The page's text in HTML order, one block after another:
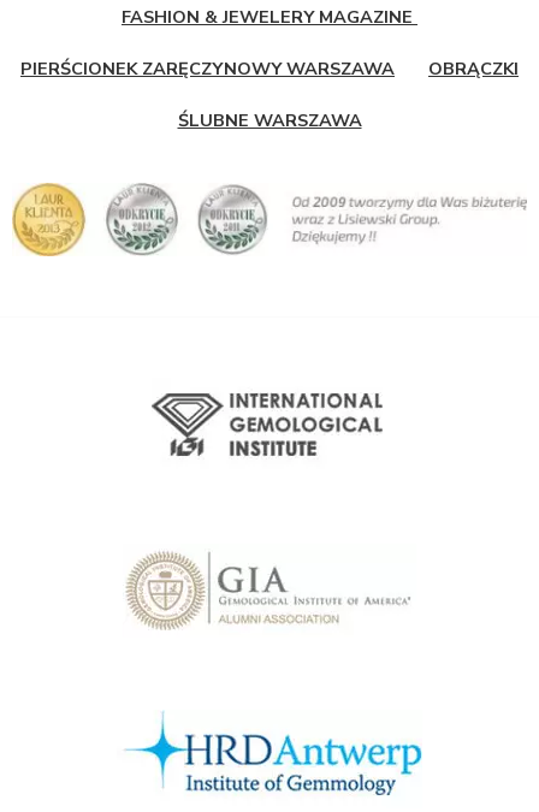
FASHION & JEWELERY MAGAZINE
PIERŚCIONEK ZARĘCZYNOWY WARSZAWA OBRĄCZKI
ŚLUBNE WARSZAWA